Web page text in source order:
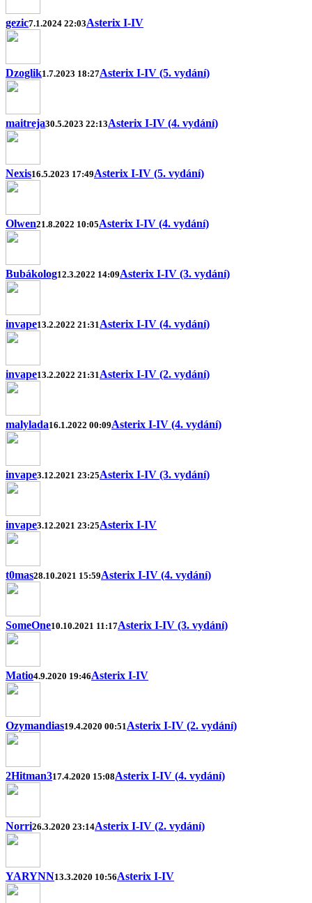
gezic7.1.2024 22:03Asterix I-IV
Dzoglik1.7.2023 18:27Asterix I-IV (5. vydání)
maitreja30.5.2023 22:13Asterix I-IV (4. vydání)
Nexis16.5.2023 17:49Asterix I-IV (5. vydání)
Olwen21.8.2022 10:05Asterix I-IV (4. vydání)
Bubákolog12.3.2022 14:09Asterix I-IV (3. vydání)
invape13.2.2022 21:31Asterix I-IV (4. vydání)
invape13.2.2022 21:31Asterix I-IV (2. vydání)
malylada16.1.2022 00:09Asterix I-IV (4. vydání)
invape3.12.2021 23:25Asterix I-IV (3. vydání)
invape3.12.2021 23:25Asterix I-IV
t0mas28.10.2021 15:59Asterix I-IV (4. vydání)
SomeOne10.10.2021 11:17Asterix I-IV (3. vydání)
Matio4.9.2020 19:46Asterix I-IV
Ozymandias19.4.2020 00:51Asterix I-IV (2. vydání)
2Hitman317.4.2020 15:08Asterix I-IV (4. vydání)
Norri26.3.2020 23:14Asterix I-IV (2. vydání)
YARYNN13.3.2020 10:56Asterix I-IV